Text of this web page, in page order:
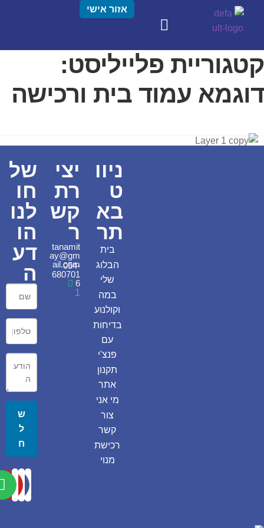
אזור אישי
קטגוריית פלייליסט:
דוגמא עמוד בית ורכישה
ניוו
ט
בא
תר
בית
הבלוג
שלי
במה
וקולנוע
בדיחות
עם
פנצ'י
תקנון
אתר
מי אני
צור
קשר
רכישת
מנוי
יצי
רת
קש
ר
tanamit
ay@gm
ail.com
054-
680701
6
1
של
חו
לנו
הו
דע
ה
ש
ל
ח